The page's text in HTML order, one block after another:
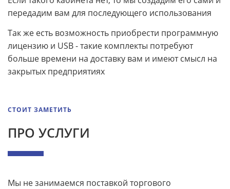
передадим вам для последующего использования
Так же есть возможность приобрести программную
лицензию и USB - такие комплекты потребуют
больше времени на доставку вам и имеют смысл на
закрытых предприятиях
СТОИТ ЗАМЕТИТЬ
ПРО УСЛУГИ
Мы не занимаемся поставкой торгового